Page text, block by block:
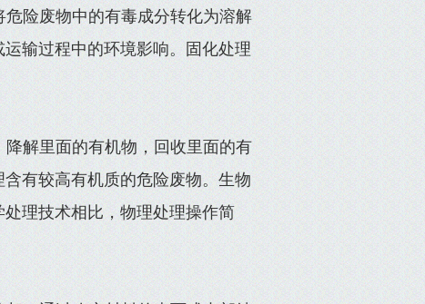
险废物中的有毒成分转化为溶解
输过程中的环境影响。固化处理
解里面的有机物，回收里面的有
有较高有机质的危险废物。生物
理技术相比，物理处理操作简